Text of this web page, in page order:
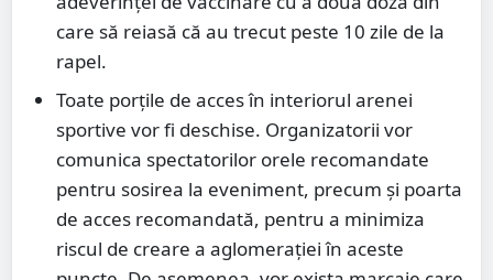
care să reiasă că au trecut peste 10 zile de la
rapel.
Toate porțile de acces în interiorul arenei
sportive vor fi deschise. Organizatorii vor
comunica spectatorilor orele recomandate
pentru sosirea la eveniment, precum și poarta
de acces recomandată, pentru a minimiza
riscul de creare a aglomerației în aceste